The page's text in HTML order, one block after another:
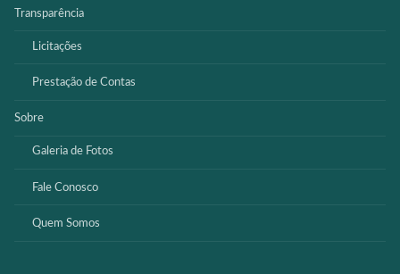
Transparência
Licitações
Prestação de Contas
Sobre
Galeria de Fotos
Fale Conosco
Quem Somos